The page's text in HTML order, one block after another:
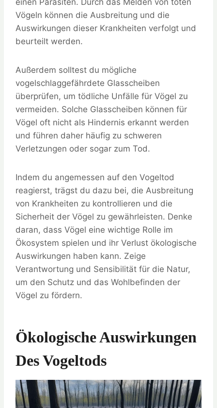
Vögeln können die Ausbreitung und die
Auswirkungen dieser Krankheiten verfolgt und
beurteilt werden.
Außerdem solltest du mögliche
vogelschlaggefährdete Glasscheiben
überprüfen, um tödliche Unfälle für Vögel zu
vermeiden. Solche Glasscheiben können für
Vögel oft nicht als Hindernis erkannt werden
und führen daher häufig zu schweren
Verletzungen oder sogar zum Tod.
Indem du angemessen auf den Vogeltod
reagierst, trägst du dazu bei, die Ausbreitung
von Krankheiten zu kontrollieren und die
Sicherheit der Vögel zu gewährleisten. Denke
daran, dass Vögel eine wichtige Rolle im
Ökosystem spielen und ihr Verlust ökologische
Auswirkungen haben kann. Zeige
Verantwortung und Sensibilität für die Natur,
um den Schutz und das Wohlbefinden der
Vögel zu fördern.
Ökologische Auswirkungen
Des Vogeltods